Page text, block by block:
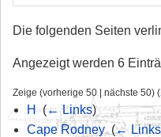
Die folgenden Seiten
Angezeigt werden 6
Zeige (vorherige 50 | nächste 50) (
H (← Links)
Cape Rodney‎ (← Links